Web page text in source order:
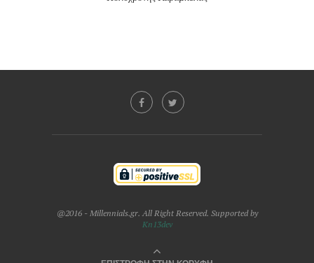
@2016 - Millennials.gr. All Right Reserved. Supported by
Kn13dev